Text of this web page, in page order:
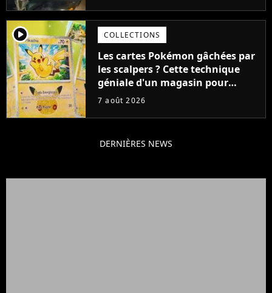
player2 COLLECTIONS
Les cartes Pokémon gâchées par
les scalpers ? Cette technique
géniale d'un magasin pour
ruiner les revendeurs
7 août 2026
DERNIÈRES NEWS